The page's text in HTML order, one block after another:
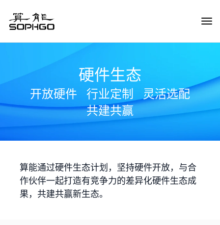
硬件生态
开放硬件 行业定制
灵活选配
共建共赢
算能通过硬件生态计划，坚持硬件开放，与合
作伙伴一起打造有竞争力的差异化硬件生态成
果，共建共赢新生态。